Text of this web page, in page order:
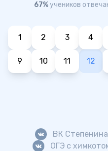
67%учеников
1 2 3 4
9 10 11 12
ВК Степенина
ОГЭ с